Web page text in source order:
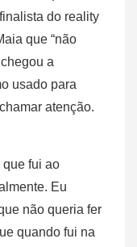
do reality
que “não
a
usado para
atenção.
que fui ao
Eu
não queria fer
quando fui na